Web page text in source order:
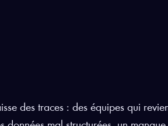
des traces : des équipes qui